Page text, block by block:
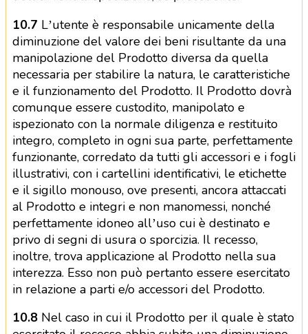
10.7 L’utente è responsabile unicamente della
diminuzione del valore dei beni risultante da una
manipolazione del Prodotto diversa da quella
necessaria per stabilire la natura, le caratteristiche
e il funzionamento del Prodotto. Il Prodotto dovrà
comunque essere custodito, manipolato e
ispezionato con la normale diligenza e restituito
integro, completo in ogni sua parte, perfettamente
funzionante, corredato da tutti gli accessori e i fogli
illustrativi, con i cartellini identificativi, le etichette
e il sigillo monouso, ove presenti, ancora attaccati
al Prodotto e integri e non manomessi, nonché
perfettamente idoneo all’uso cui è destinato e
privo di segni di usura o sporcizia. Il recesso,
inoltre, trova applicazione al Prodotto nella sua
interezza. Esso non può pertanto essere esercitato
in relazione a parti e/o accessori del Prodotto.
10.8 Nel caso in cui il Prodotto per il quale è stato